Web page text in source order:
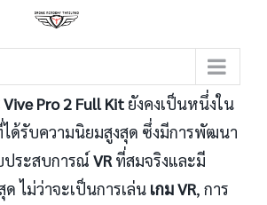
Vive Pro 2 Full Kitยังคงเป็นหนึ่งใน
ด้รับความนิยมสูงสุด ซึ่งมีการพัฒนา
ประสบการณ์VRที่สมจริงและมี
ไม่ว่าจะเป็นการเล่น เกม VR, การ